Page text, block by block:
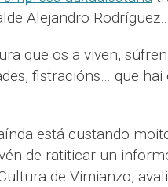
Alejandro Rodríguez…
que os a viven,
fistracións… que hai
está custando
de ratiticar un
de Vimianzo,